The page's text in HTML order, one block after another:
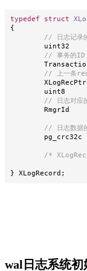
typedef struct
{
// 日志记录
// 事务的ID
// 上一条
// 日志对应
// 日志数据
/*
} XLogRecord ;
wal日志系统初